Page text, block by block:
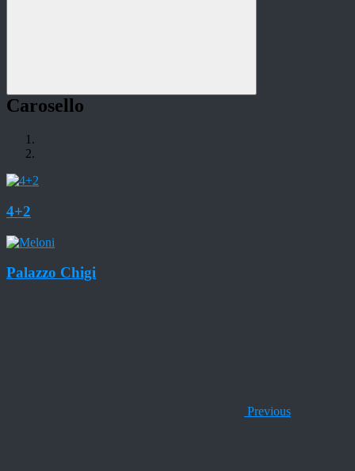
Carosello
4+2
Palazzo Chigi
Previous